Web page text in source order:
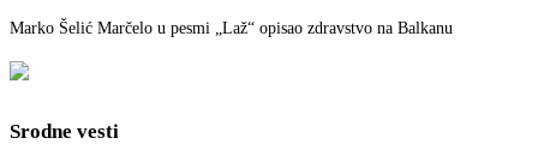
Marko Šelić Marčelo u pesmi „Laž“ opisao zdravstvo na Balkanu
Srodne vesti